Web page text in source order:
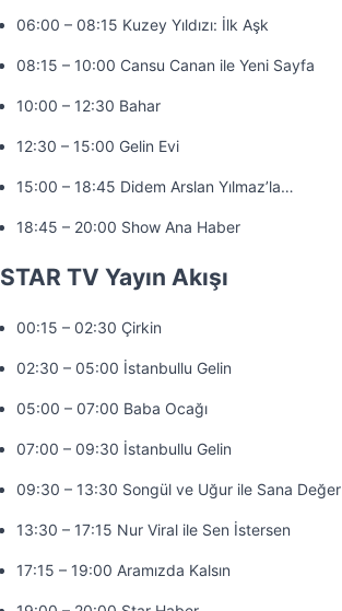
06:00 – 08:15 Kuzey Yıldızı: İlk Aşk
08:15 – 10:00 Cansu Canan ile Yeni Sayfa
10:00 – 12:30 Bahar
12:30 – 15:00 Gelin Evi
15:00 – 18:45 Didem Arslan Yılmaz’la…
18:45 – 20:00 Show Ana Haber
STAR TV Yayın Akışı
00:15 – 02:30 Çirkin
02:30 – 05:00 İstanbullu Gelin
05:00 – 07:00 Baba Ocağı
07:00 – 09:30 İstanbullu Gelin
09:30 – 13:30 Songül ve Uğur ile Sana Değer
13:30 – 17:15 Nur Viral ile Sen İstersen
17:15 – 19:00 Aramızda Kalsın